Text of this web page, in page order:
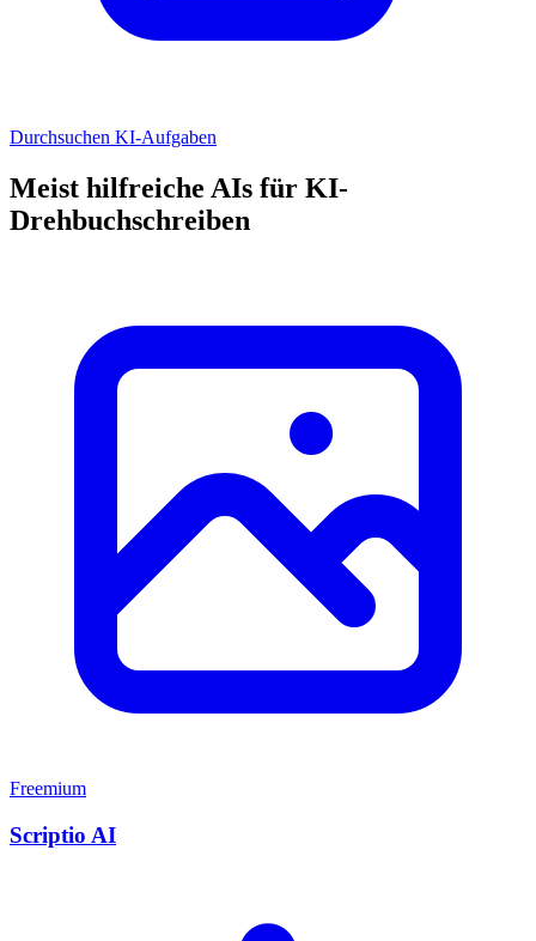
Durchsuchen KI-Aufgaben
Meist hilfreiche AIs für KI-
Drehbuchschreiben
Freemium
Scriptio AI